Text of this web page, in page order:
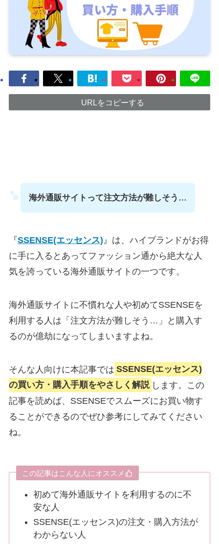
URLをコピーする
海外通販サイトって注文方法が難しそう…
『SSENSE(エッセンス) 』は、ハイブランドがお得
に手に入るとあってファッション通から絶大な人
気を誇っている海外通販サイトの一つです。
海外通販サイトに不慣れな人や初めてSSENSEを
利用する人は「注文方法が難しそう…」と購入す
るのが億劫になってしまいますよね。
そんな人向けに本記事では SSENSE(エッセンス)
の買い方・購入手順をやさしく解説 します。この
記事を読めば、SSENSEでスムーズにお買い物す
ることができるのでぜひ参考にしてみてください
ね。
この記事はこんな人にオススメ
初めて海外通販サイトを利用するのに不
安な人
SSENSE(エッセンス)の注文・購入方法が
わからない人